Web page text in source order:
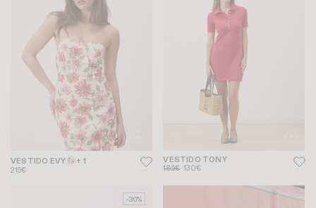
VESTIDO EVY + 1
215€
VESTIDO TONY
185€ 130€
-30%